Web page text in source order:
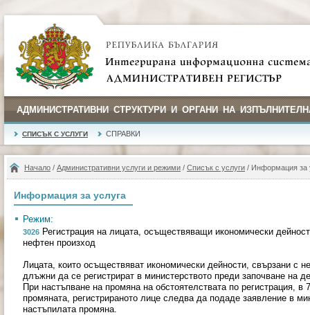
АДМИНИСТРАТИВНИ СТРУКТУРИ И ОРГАНИ НА
СПИСЪК С УСЛУГИ СПРАВКИ
Начало / Административни услуги и режими / Списък с услуги / Информация за
Информация за услуга
Режим:
3026 Регистрация на лицата, осъществяващи икономически
нефтен произход
Лицата, които осъществяват икономически дейности, свързани с
длъжни да се регистрират в министерството преди започване на
При настъпване на промяна на обстоятелствата по регистрация, в
промяната, регистрираното лице следва да подаде заявление в
настъпилата промяна.